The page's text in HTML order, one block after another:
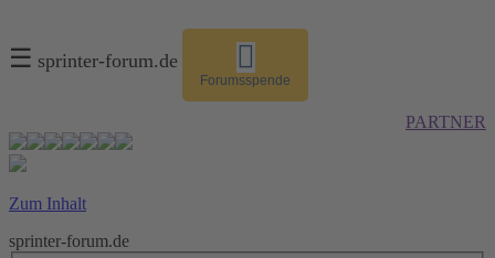
☰ sprinter-forum.de
Forumsspende
PARTNER
Zum Inhalt
sprinter-forum.de